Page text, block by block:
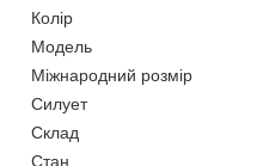
Колір
Модель
Міжнародний розмір
Силует
Склад
Стан